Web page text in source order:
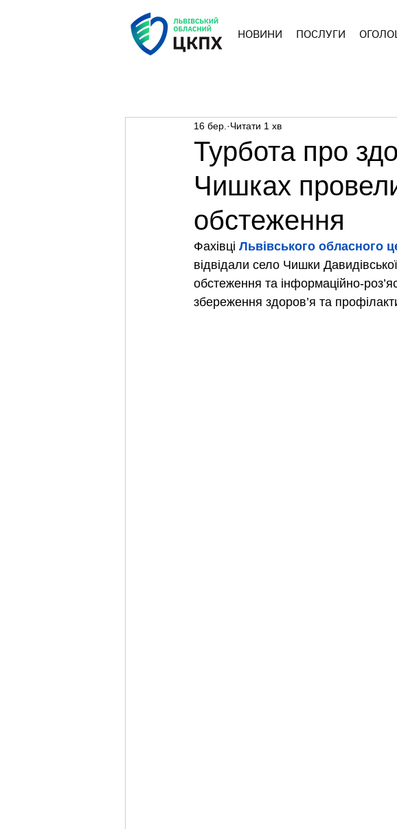
НОВИНИ ПОСЛУГИ
Турбота про
Чишках
обстеження
16 бер. Читати 1 хв
Фахівці Львівського обласного
відвідали село Чишки
обстеження та інформаційно-
збереження здоров’я та